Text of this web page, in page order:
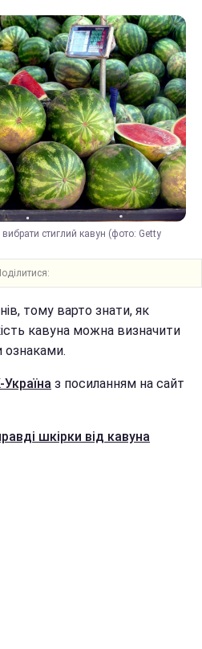
стиглий кавун (фото: Getty
тому варто знати, як
кавуна можна визначити
ознаками.
з посиланням на сайт
шкірки від кавуна